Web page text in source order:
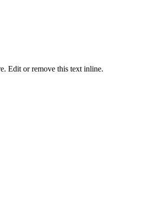
Edit or remove this text inline.